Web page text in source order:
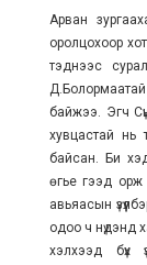
Арван
оролцохоор
тэднээс
байжээ. Эгч
хувцастай нь
байсан. Би
өгье гээд орж
авьяасын
одоо ч нүдэнд
хэлхээд бүх